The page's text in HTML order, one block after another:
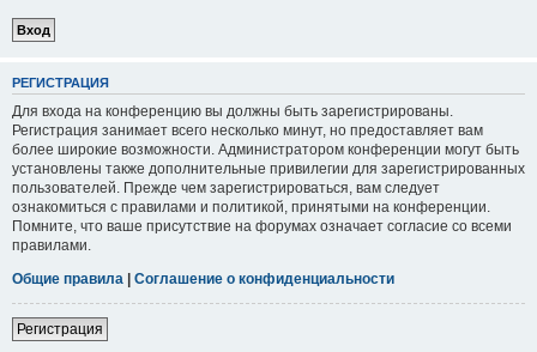
РЕГИСТРАЦИЯ
Для входа на конференцию вы должны быть зарегистрированы.
Регистрация занимает всего несколько минут, но предоставляет вам
более широкие возможности. Администратором конференции могут быть
установлены также дополнительные привилегии для зарегистрированных
пользователей. Прежде чем зарегистрироваться, вам следует
ознакомиться с правилами и политикой, принятыми на конференции.
Помните, что ваше присутствие на форумах означает согласие со всеми
правилами.
Общие правила | Соглашение о конфиденциальности
Регистрация